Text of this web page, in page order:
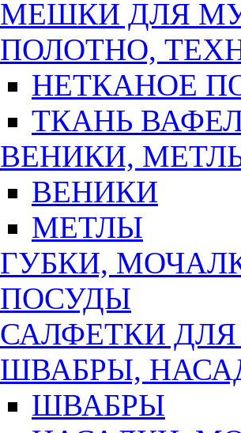
МЕШКИ ДЛЯ
ПОЛОТНО,
НЕТКАНОЕ
ТКАНЬ
ВЕНИКИ,
ВЕНИКИ
МЕТЛЫ
ГУБКИ,
ПОСУДЫ
САЛФЕТКИ
ШВАБРЫ,
ШВАБРЫ